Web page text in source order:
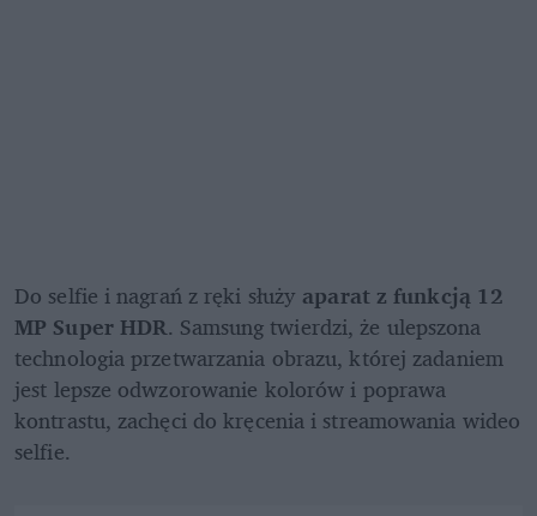
Do selfie i nagrań z ręki służy aparat z funkcją 12
MP Super HDR. Samsung twierdzi, że ulepszona
technologia przetwarzania obrazu, której zadaniem
jest lepsze odwzorowanie kolorów i poprawa
kontrastu, zachęci do kręcenia i streamowania wideo
selfie.